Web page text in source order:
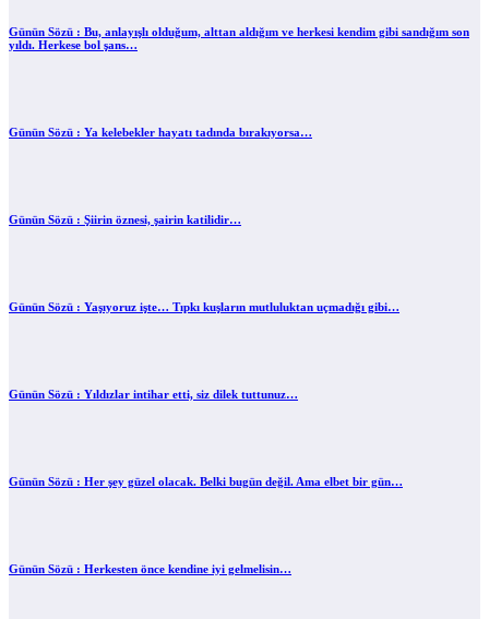
Günün Sözü : Bu, anlayışlı olduğum, alttan aldığım ve herkesi kendim gibi sandığım son
yıldı. Herkese bol şans…
Günün Sözü : Ya kelebekler hayatı tadında bırakıyorsa…
Günün Sözü : Şiirin öznesi, şairin katilidir…
Günün Sözü : Yaşıyoruz işte… Tıpkı kuşların mutluluktan uçmadığı gibi…
Günün Sözü : Yıldızlar intihar etti, siz dilek tuttunuz…
Günün Sözü : Her şey güzel olacak. Belki bugün değil. Ama elbet bir gün…
Günün Sözü : Herkesten önce kendine iyi gelmelisin…